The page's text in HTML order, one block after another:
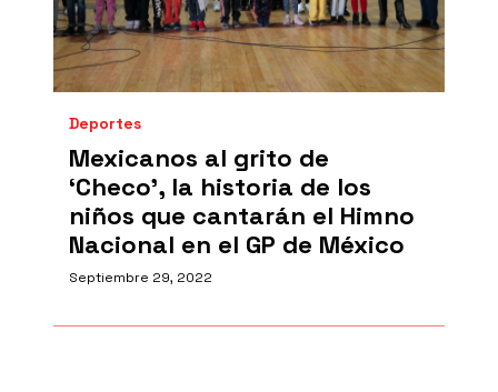
Deportes
Mexicanos al grito de
‘Checo’, la historia de los
niños que cantarán el Himno
Nacional en el GP de México
Septiembre 29, 2022